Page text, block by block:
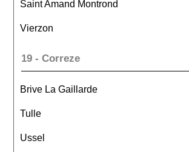
Saint Amand Montrond
Vierzon
19 - Correze
Brive La Gaillarde
Tulle
Ussel